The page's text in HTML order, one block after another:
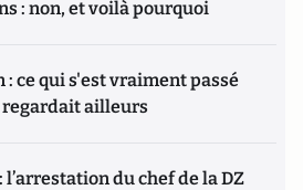
: non, et voilà pourquoi
: ce qui s'est vraiment passé
regardait ailleurs
du chef de la DZ